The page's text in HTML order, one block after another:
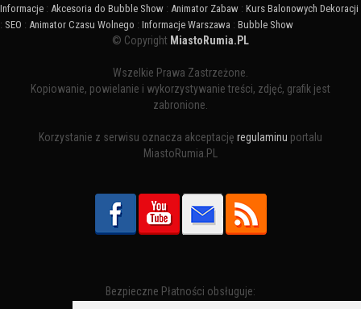
Informacje : Akcesoria do Bubble Show : Animator Zabaw : Kurs Balonowych Dekoracji
: SEO : Animator Czasu Wolnego : Informacje Warszawa : Bubble Show
© Copyright MiastoRumia.PL
Wszelkie Prawa Zastrzeżone.
Kopiowanie, powielanie i wykorzystywanie treści, zdjęć, grafik jest
zabronione.
Korzystanie z serwisu oznacza akceptację regulaminu portalu
MiastoRumia.PL
Bezpieczne Płatności obsługuje: